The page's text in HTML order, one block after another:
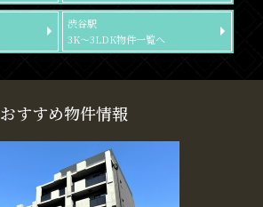
渋谷駅
3K～3LDK物件一覧へ
おすすめ物件情報